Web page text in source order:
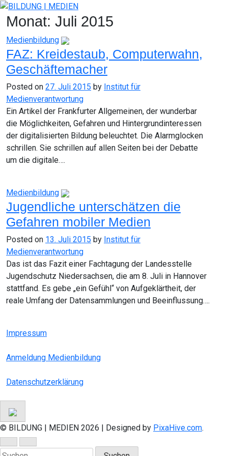
Skip
content
Monat: Juli 2015
Medienbildung
FAZ: Kreidestaub, Computerwahn,
Geschäftemacher
Posted on 27. Juli 2015 by Institut für
Medienverantwortung
Ein Artikel der Frankfurter Allgemeinen, der wunderbar
die Möglichkeiten, Gefahren und Hintergrundinteressen
der digitalisierten Bildung beleuchtet. Die Alarmglocken
schrillen. Sie schrillen auf allen Seiten bei der Debatte
um die digitale….
Medienbildung
Jugendliche unterschätzen die
Gefahren mobiler Medien
Posted on 13. Juli 2015 by Institut für
Medienverantwortung
Das ist das Fazit einer Fachtagung der Landesstelle
Jugendschutz Niedersachsen, die am 8. Juli in Hannover
stattfand. Es gebe „ein Gefühl“ von Aufgeklärtheit, der
reale Umfang der Datensammlungen und Beeinflussung….
Impressum
Anmeldung Medienbildung
Datenschutzerklärung
© BILDUNG | MEDIEN 2026 | Designed by PixaHive.com.
Suchen